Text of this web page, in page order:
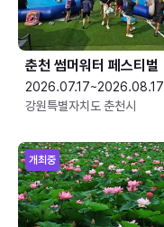
춘천 썸머워터 페스티벌
2026.07.17~2026.08.17
강원특별자치도 춘천시
개최중